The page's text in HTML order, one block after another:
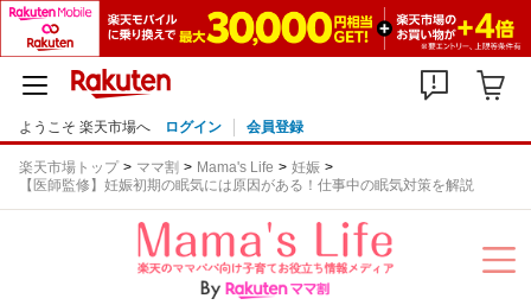
ようこそ 楽天市場へ ログイン 会員登録
楽天市場トップ ママ割 Mama's Life
妊娠
【医師監修】妊娠初期の眠気には原因がある！仕事中の眠気対策を解説